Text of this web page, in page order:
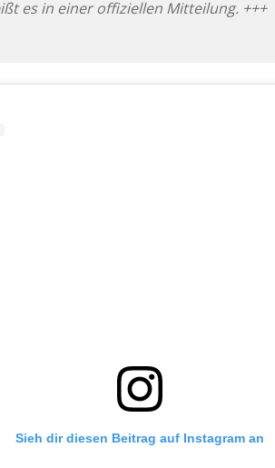
es in einer offiziellen Mitteilung. +++
Sieh dir diesen Beitrag auf Instagram an